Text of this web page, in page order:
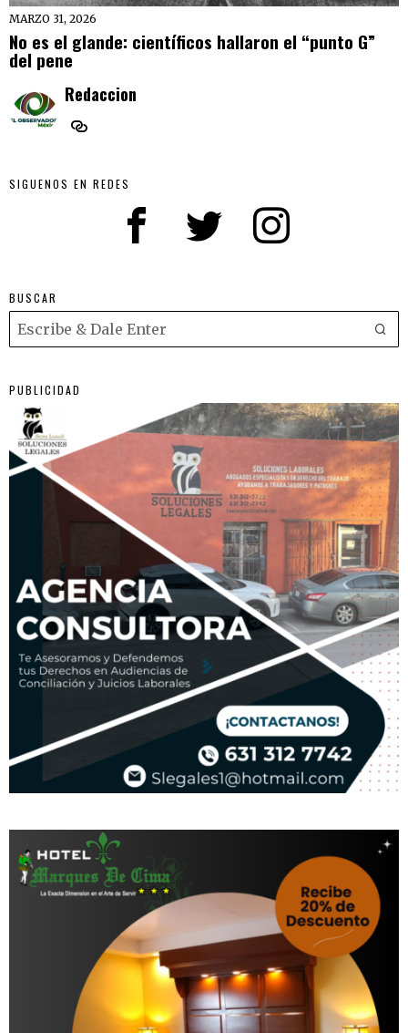
MARZO 31, 2026
No es el glande: científicos hallaron el “punto G”
del pene
Redaccion
SIGUENOS EN REDES
BUSCAR
PUBLICIDAD